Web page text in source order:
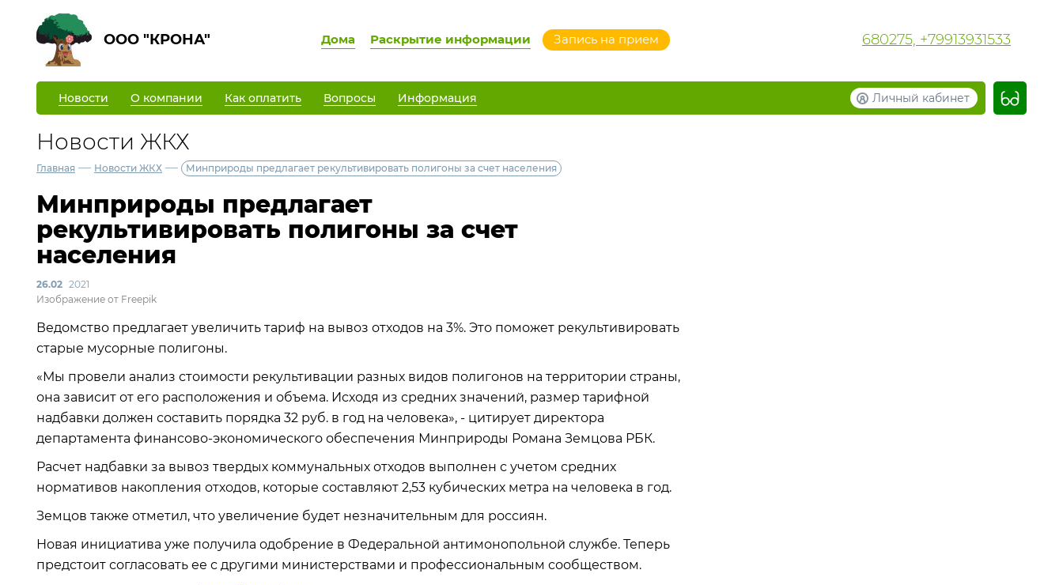
ООО "КРОНА" Дома Раскрытие информации Запись на прием 680275, +79913931533
Новости О компании Как оплатить Вопросы Информация Личный кабинет
Новости ЖКХ
Главная — Новости ЖКХ — Минприроды предлагает рекультивировать полигоны за счет населения
Минприроды предлагает
рекультивировать полигоны за счет
населения
26.02 2021
Изображение от Freepik
Ведомство предлагает увеличить тариф на вывоз отходов на 3%. Это поможет рекультивировать
старые мусорные полигоны.
«Мы провели анализ стоимости рекультивации разных видов полигонов на территории страны,
она зависит от его расположения и объема. Исходя из средних значений, размер тарифной
надбавки должен составить порядка 32 руб. в год на человека», - цитирует директора
департамента финансово-экономического обеспечения Минприроды Романа Земцова РБК.
Расчет надбавки за вывоз твердых коммунальных отходов выполнен с учетом средних
нормативов накопления отходов, которые составляют 2,53 кубических метра на человека в год.
Земцов также отметил, что увеличение будет незначительным для россиян.
Новая инициатива уже получила одобрение в Федеральной антимонопольной службе. Теперь
предстоит согласовать ее с другими министерствами и профессиональным сообществом.